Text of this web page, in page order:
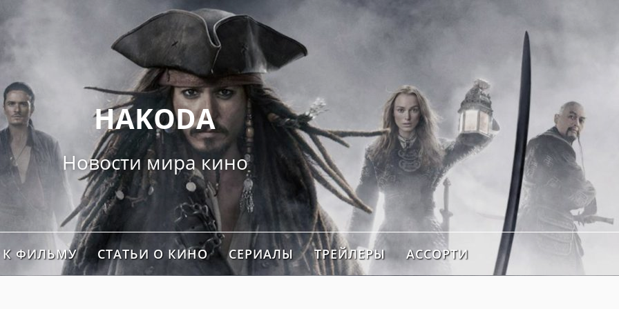
">
HAKODA
Новости мира кино
К ФИЛЬМУ СТАТЬИ О КИНО СЕРИАЛЫ ТРЕЙЛЕРЫ АССОРТИ